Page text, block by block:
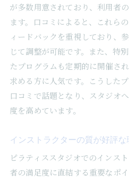
が多数用意されており、利用者
ます。口コミによると、これら
ィードバックを重視しており、
じて調整が可能です。また、特
たプログラムも定期的に開催さ
求める方に人気です。こうした
口コミで話題となり、スタジオ
度を高めています。
インストラクターの質が好評な
ピラティススタジオでのインス
者の満足度に直結する重要なポ